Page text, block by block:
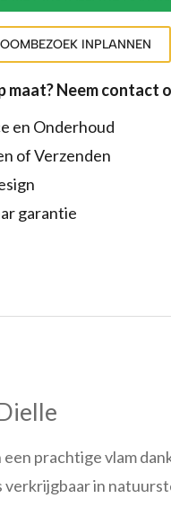
INPLANNEN
maat? Neem contact
en Onderhoud
of Verzenden
garantie
prachtige vlam
in